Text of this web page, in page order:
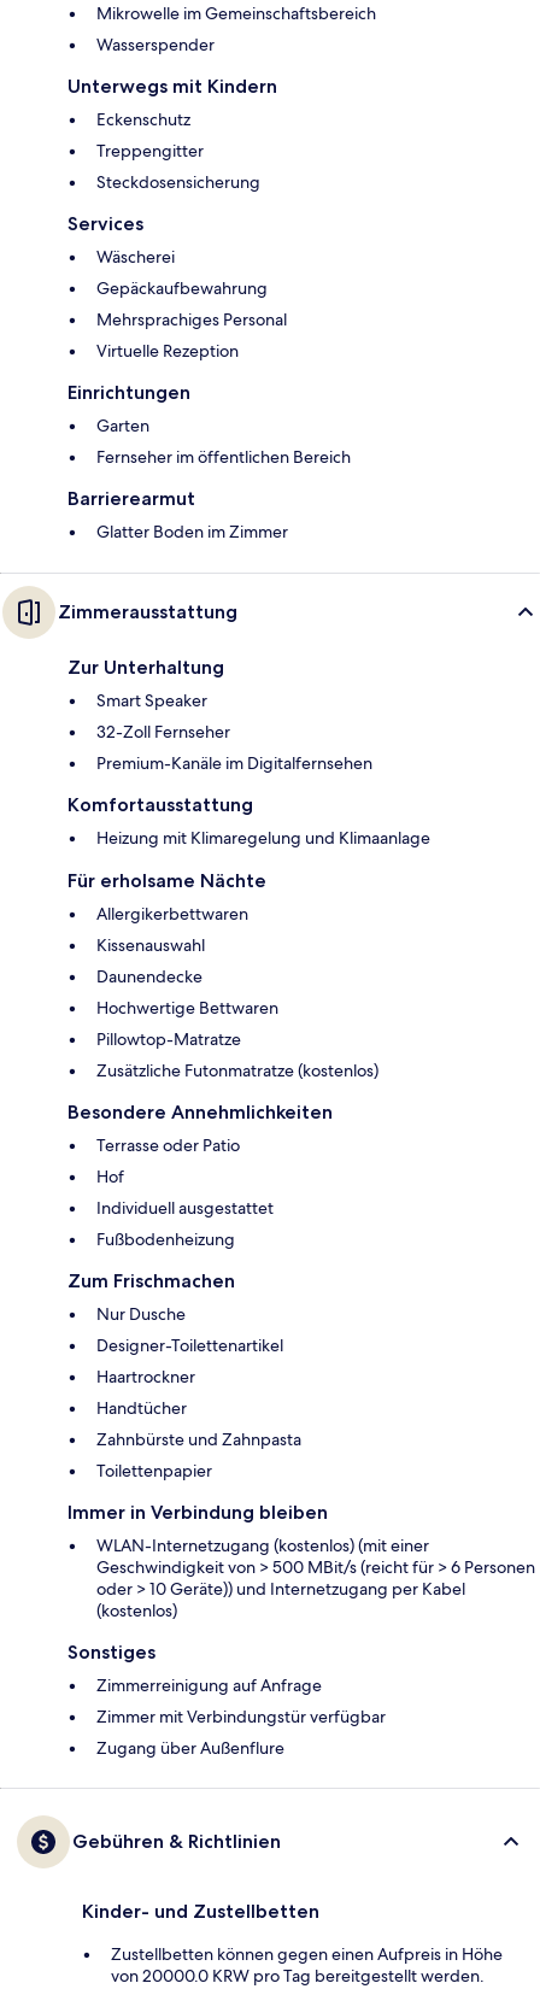
Mikrowelle im Gemeinschaftsbereich
Wasserspender
Unterwegs mit Kindern
Eckenschutz
Treppengitter
Steckdosensicherung
Services
Wäscherei
Gepäckaufbewahrung
Mehrsprachiges Personal
Virtuelle Rezeption
Einrichtungen
Garten
Fernseher im öffentlichen Bereich
Barrierearmut
Glatter Boden im Zimmer
Zimmerausstattung
Zur Unterhaltung
Smart Speaker
32-Zoll Fernseher
Premium-Kanäle im Digitalfernsehen
Komfortausstattung
Heizung mit Klimaregelung und Klimaanlage
Für erholsame Nächte
Allergikerbettwaren
Kissenauswahl
Daunendecke
Hochwertige Bettwaren
Pillowtop-Matratze
Zusätzliche Futonmatratze (kostenlos)
Besondere Annehmlichkeiten
Terrasse oder Patio
Hof
Individuell ausgestattet
Fußbodenheizung
Zum Frischmachen
Nur Dusche
Designer-Toilettenartikel
Haartrockner
Handtücher
Zahnbürste und Zahnpasta
Toilettenpapier
Immer in Verbindung bleiben
WLAN-Internetzugang (kostenlos) (mit einer
Geschwindigkeit von > 500 MBit/s (reicht für > 6 Personen
oder > 10 Geräte)) und Internetzugang per Kabel
(kostenlos)
Sonstiges
Zimmerreinigung auf Anfrage
Zimmer mit Verbindungstür verfügbar
Zugang über Außenflure
Gebühren & Richtlinien
Kinder- und Zustellbetten
Zustellbetten können gegen einen Aufpreis in Höhe
von 20000.0 KRW pro Tag bereitgestellt werden.